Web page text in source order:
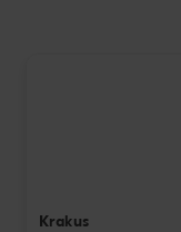
Krakus